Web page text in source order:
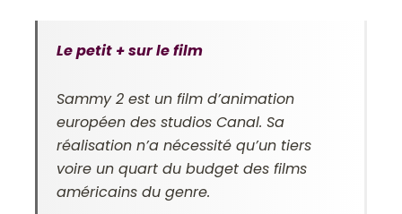
Le petit + sur le film
Sammy 2 est un film d’animation
européen des studios Canal. Sa
réalisation n’a nécessité qu’un tiers
voire un quart du budget des films
américains du genre.